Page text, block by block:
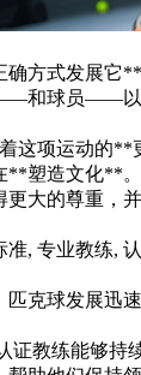
确方式发展它
和球员——以
这项运动的
**塑造文化**
大的尊重，
, 专业教练,
克球发展迅
证教练能够持